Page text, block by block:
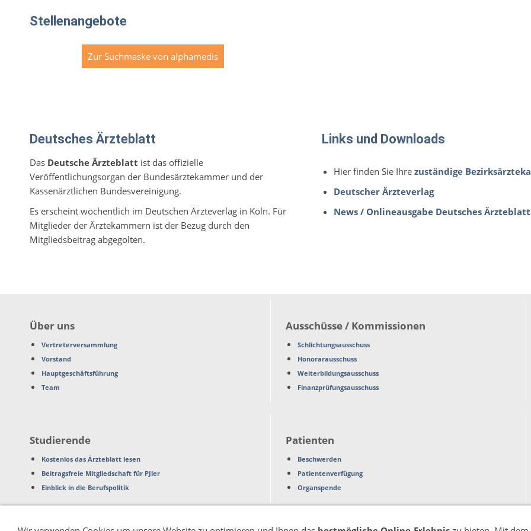
Stellenangebote
Zur Suchmaske von alphamedis
Deutsches Ärzteblatt
Das Deutsche Ärzteblatt ist das offizielle
Veröffentlichungsorgan der Bundesärztekammer und der
Kassenärztlichen Bundesvereinigung.
Es erscheint wöchentlich im Deutschen Ärzteverlag in Köln. Für
Mitglieder der Ärztekammern ist der Bezug durch den
Mitgliedsbeitrag abgegolten.
Links und Downloads
Hier finden Sie Ihre zuständige
Deutscher Ärzteverlag
News / Onlineausgabe Deutsches Ärzteblatt
Über uns
Vertreterversammlung
Vorstand
Hauptgeschäftsführung
Team
Ausschüsse / Kommissionen
Schlichtungsausschuss
Honorarausschuss
Weiterbildungsausschuss
Finanzprüfungsausschuss
Studierende
Kostenlos das Ärzteblatt lesen
Beitragsfreie Mitgliedschaft für PJler
Einblick in die Berufspolitik
Patienten
Beschwerden
Patientenverfügung
Organspende